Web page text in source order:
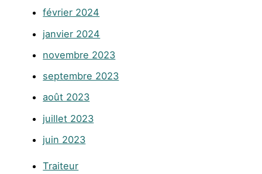
février 2024
janvier 2024
novembre 2023
septembre 2023
août 2023
juillet 2023
juin 2023
Traiteur